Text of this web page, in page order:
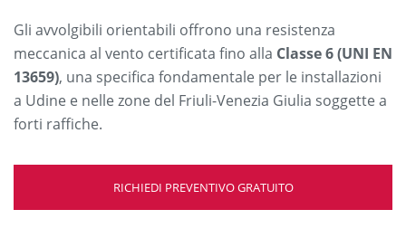
Gli avvolgibili orientabili offrono una resistenza
meccanica al vento certificata fino alla Classe 6 (UNI EN
13659), una specifica fondamentale per le installazioni
a Udine e nelle zone del Friuli-Venezia Giulia soggette a
forti raffiche.
RICHIEDI PREVENTIVO GRATUITO